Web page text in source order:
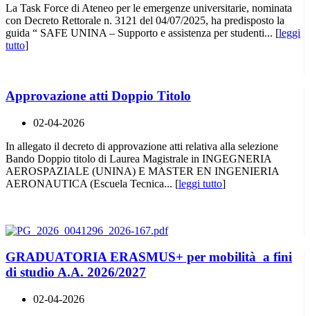
La Task Force di Ateneo per le emergenze universitarie, nominata
con Decreto Rettorale n. 3121 del 04/07/2025, ha predisposto la
guida “ SAFE UNINA – Supporto e assistenza per studenti... [leggi
tutto]
Approvazione atti Doppio Titolo
02-04-2026
In allegato il decreto di approvazione atti relativa alla selezione
Bando Doppio titolo di Laurea Magistrale in INGEGNERIA
AEROSPAZIALE (UNINA) E MASTER EN INGENIERIA
AERONAUTICA (Escuela Tecnica... [leggi tutto]
GRADUATORIA ERASMUS+ per mobilità a fini
di studio A.A. 2026/2027
02-04-2026